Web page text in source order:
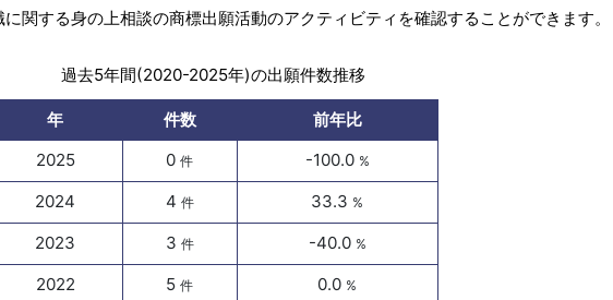
関する身の上相談の商標出願活動のアクティビティを確認することができます。
過去5年間(2020-2025年)の出願件数推移
年 件数
前年比
2025
0件 -100.0 %
2024 4 件 33.3 %
2023 3 件 -40.0 %
2022 5件 0.0 %